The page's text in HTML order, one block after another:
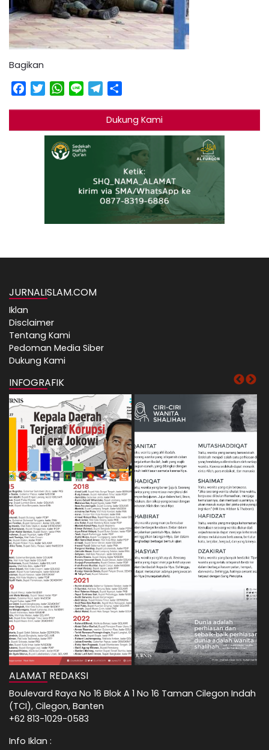
Bagikan
Facebook
TwitterWhatsApp
Line Telegram
Dukung Kami
JURNALISLAM.COM
Iklan
Disclaimer
Tentang Kami
Pedoman Media Siber
Dukung Kami
INFOGRAFIK
ALAMAT REDAKSI
Boulevard Raya No 16 Blok A 1 No 16 Taman Cilegon Indah
(TCI), Cilegon, Banten
+62 813-1029-0583
Info Iklan :